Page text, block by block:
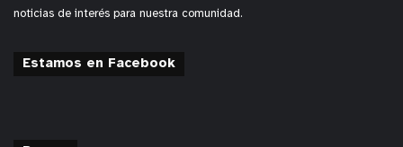
noticias de interés para nuestra comunidad.
Estamos en Facebook